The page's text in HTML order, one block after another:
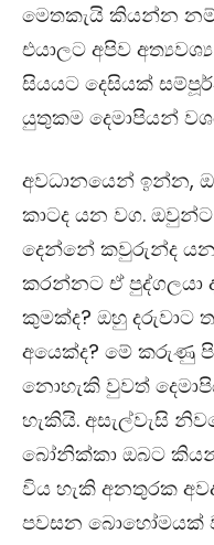
මෙතකැයි කියන්න
එයාලට අපිව
සියයට දෙසියක්
යුතුකම දෙමාපියන්
අවධානයෙන් ඉන්න,
කාටද යන වග.
දෙන්නේ කවුරුන්ද
කරන්නට ඒ පුද්ගලයා
කුමක්ද? ඔහු දරුවාට
අයෙක්ද? මේ කරුණු
නොහැකි වුවත්
හැකියි. අසැල්වැසි
බෝනික්කා ඔබට
විය හැකි අනතුරක
පවසන බොහෝමයක්